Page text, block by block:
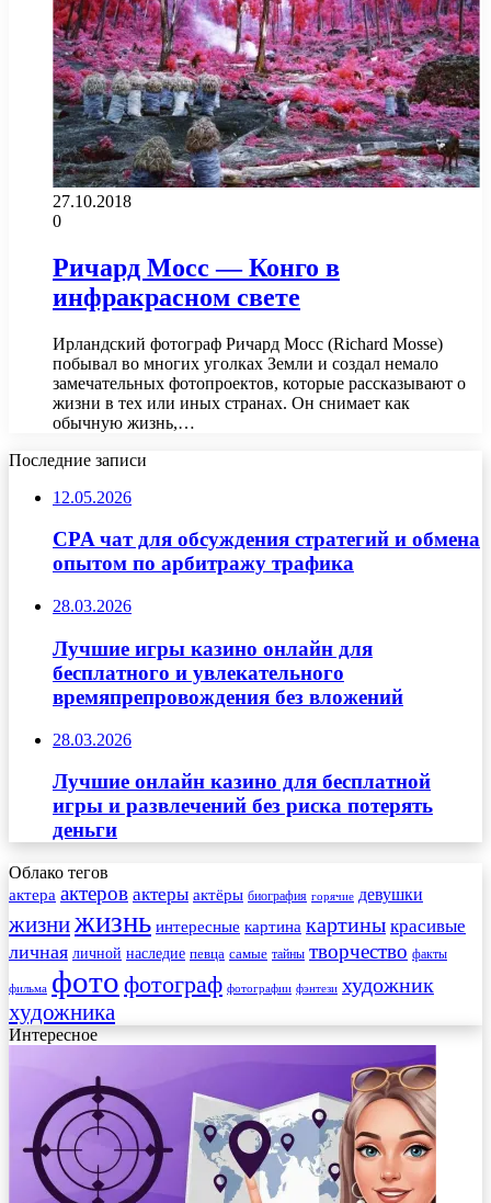
27.10.2018
0
Ричард Мосс — Конго в
инфракрасном свете
Ирландский фотограф Ричард Мосс (Richard Mosse)
побывал во многих уголках Земли и создал немало
замечательных фотопроектов, которые рассказывают о
жизни в тех или иных странах. Он снимает как
обычную жизнь,…
Последние записи
12.05.2026
CPA чат для обсуждения стратегий и обмена
опытом по арбитражу трафика
28.03.2026
Лучшие игры казино онлайн для
бесплатного и увлекательного
времяпрепровождения без вложений
28.03.2026
Лучшие онлайн казино для бесплатной
игры и развлечений без риска потерять
деньги
Облако тегов
актера актеров актеры актёры биография горячие девушки
жизнижизнь интересные картина картины красивые
личная личной наследие певца самые тайны творчество факты
фильма фото фотограф фотографии фэнтези художник
художника
Интересное